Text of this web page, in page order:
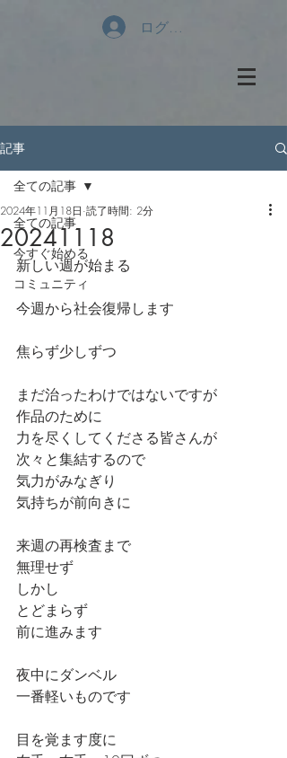
ログイン
記事
全ての記事
今すぐ始める
コミュニティ
全ての記事
20241118
2024年11月18日 読了時間: 2分
新しい週が始まる
今週から社会復帰します
焦らず少しずつ
まだ治ったわけではないですが
作品のために
力を尽くしてくださる皆さんが
次々と集結するので
気力がみなぎり
気持ちが前向きに
来週の再検査まで
無理せず
しかし
とどまらず
前に進みます
夜中にダンベル
一番軽いものです
目を覚ます度に